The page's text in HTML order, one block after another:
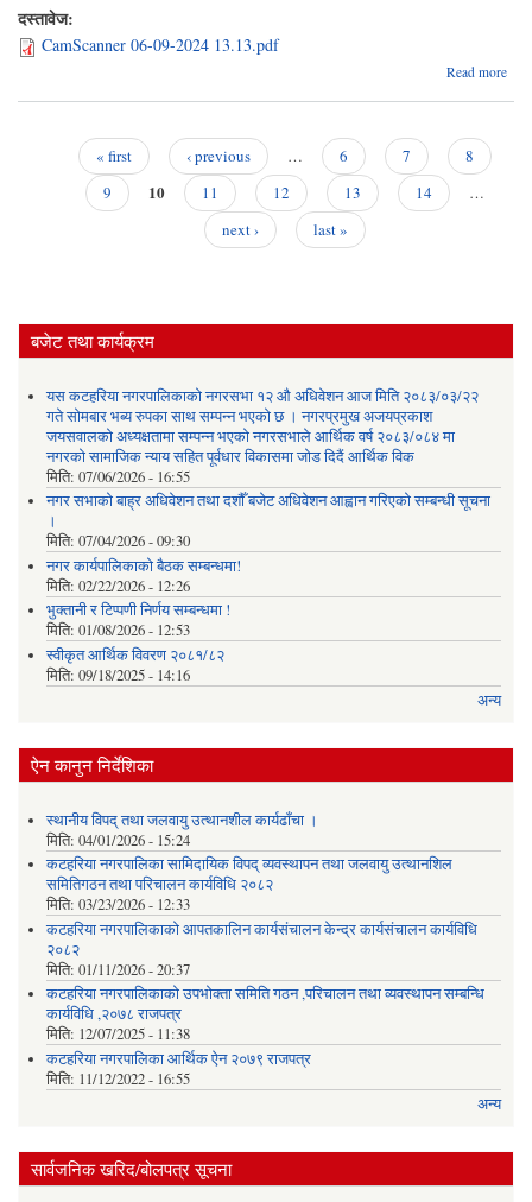
दस्तावेज:
CamScanner 06-09-2024 13.13.pdf
Read more
« first ‹ previous … 6 7
8
9
10 11 12 13 14
…
next ›
last »
बजेट तथा कार्यक्रम
यस कटहरिया नगरपालिकाको नगरसभा १२ औ अधिवेशन आज मिति २०८३/०३/२२
गते सोमबार भब्य रुपका साथ सम्पन्न भएको छ । नगरप्रमुख अजयप्रकाश
जयसवालको अध्यक्षतामा सम्पन्न भएको नगरसभाले आर्थिक वर्ष २०८३/०८४ मा
नगरको सामाजिक न्याय सहित पूर्वधार विकासमा जोड दिदैं आर्थिक विक
मिति: 07/06/2026 - 16:55
नगर सभाको बाह्र अधिवेशन तथा दशौँ बजेट अधिवेशन आह्वान गरिएको सम्बन्धी सूचना
।
मिति: 07/04/2026 - 09:30
नगर कार्यपालिकाको बैठक सम्बन्धमा!
मिति: 02/22/2026 - 12:26
भुक्तानी र टिप्पणी निर्णय सम्बन्धमा !
मिति: 01/08/2026 - 12:53
स्वीकृत आर्थिक विवरण २०८१/८२
मिति: 09/18/2025 - 14:16
अन्य
ऐन कानुन निर्देशिका
स्थानीय विपद् तथा जलवायु उत्थानशील कार्यढाँचा ।
मिति: 04/01/2026 - 15:24
कटहरिया नगरपालिका सामिदायिक विपद् व्यवस्थापन तथा जलवायु उत्थानशिल
समितिगठन तथा परिचालन कार्यविधि २०८२
मिति: 03/23/2026 - 12:33
कटहरिया नगरपालिकाको आपतकालिन कार्यसंचालन केन्द्र कार्यसंचालन कार्यविधि
२०८२
मिति: 01/11/2026 - 20:37
कटहरिया नगरपालिकाको उपभोक्ता समिति गठन ,परिचालन तथा व्यवस्थापन सम्बन्धि
कार्यविधि ,२०७८ राजपत्र
मिति: 12/07/2025 - 11:38
कटहरिया नगरपालिका आर्थिक ऐन २०७९ राजपत्र
मिति: 11/12/2022 - 16:55
अन्य
सार्वजनिक खरिद/बोलपत्र सूचना